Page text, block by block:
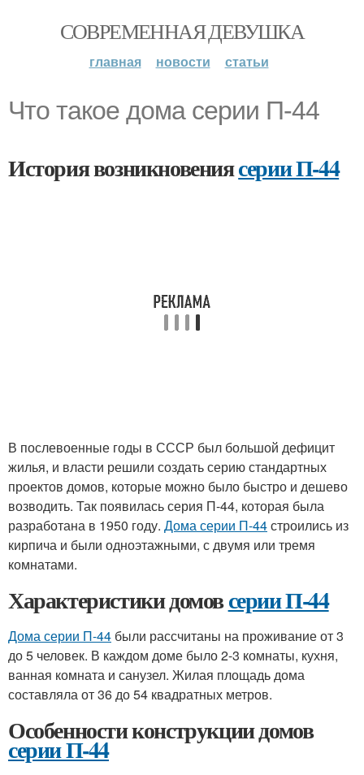
СОВРЕМЕННАЯ ДЕВУШКА
главная новости статьи
Что такое дома серии П-44
История возникновениясерии П-44
В послевоенные годы в СССР был большой дефицит
жилья, и власти решили создать серию стандартных
проектов домов, которые можно было быстро и дешево
возводить. Так появилась серия П-44, которая была
разработана в 1950 году. Дома серии П-44строились из
кирпича и были одноэтажными, с двумя или тремя
комнатами.
Характеристики домовсерии П-44
Дома серии П-44 были рассчитаны на проживание от 3
до 5 человек. В каждом доме было 2-3 комнаты, кухня,
ванная комната и санузел. Жилая площадь дома
составляла от 36 до 54 квадратных метров.
Особенности конструкции домов
серии П-44